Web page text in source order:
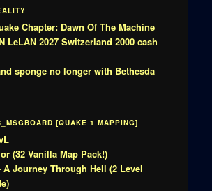
Chapter: Dawn Of The Machine
LeLAN 2027 Switzerland 2000 cash
sponge no longer with Bethesda
[QUAKE 1 MAPPING]
(32 Vanilla Map Pack!)
A Journey Through Hell (2 Level